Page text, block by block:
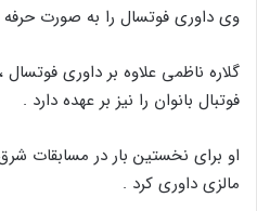
وی داوری فوتسال را به صورت حرفه ای از سال
گلاره ناظمی علاوه بر داوری
فوتبال بانوان را نیز بر عهده دارد .
مالزی داوری کرد .